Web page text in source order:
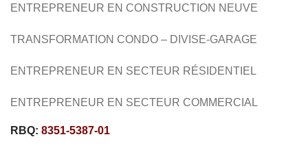
ENTREPRENEUR EN CONSTRUCTION NEUVE
TRANSFORMATION CONDO – DIVISE-GARAGE
ENTREPRENEUR EN SECTEUR RÉSIDENTIEL
ENTREPRENEUR EN SECTEUR COMMERCIAL
RBQ: 8351-5387-01